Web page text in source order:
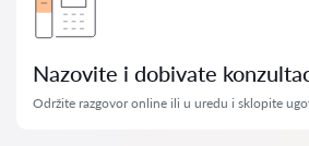
Nazovite i dobivate
Održite razgovor online ili u uredu i sklopite